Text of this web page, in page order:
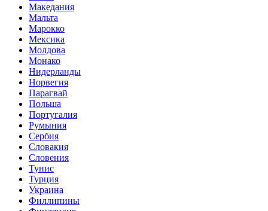
Македания
Мальта
Марокко
Мексика
Молдова
Монако
Нидерланды
Норвегия
Парагвай
Польша
Португалия
Румыния
Сербия
Словакия
Словения
Тунис
Турция
Украина
Филлипины